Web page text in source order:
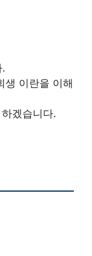
.
생 이란을 이해
겠습니다.